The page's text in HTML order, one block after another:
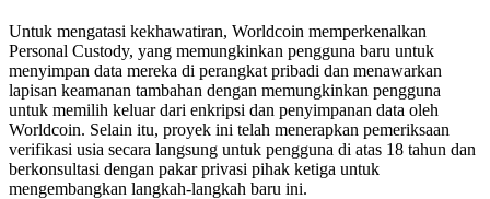
Untuk mengatasi kekhawatiran, Worldcoin memperkenalkan
Personal Custody, yang memungkinkan pengguna baru untuk
menyimpan data mereka di perangkat pribadi dan menawarkan
lapisan keamanan tambahan dengan memungkinkan pengguna
untuk memilih keluar dari enkripsi dan penyimpanan data oleh
Worldcoin. Selain itu, proyek ini telah menerapkan pemeriksaan
verifikasi usia secara langsung untuk pengguna di atas 18 tahun dan
berkonsultasi dengan pakar privasi pihak ketiga untuk
mengembangkan langkah-langkah baru ini.